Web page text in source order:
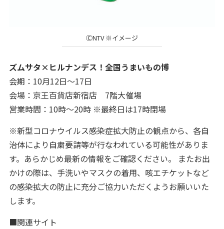
ⒸNTV ※イメージ
ズムサタ×ヒルナンデス！全国うまいもの博
会期：10月12日～17日
会場：京王百貨店新宿店 7階大催場
営業時間：10時～20時 ※最終日は17時閉場
※新型コロナウイルス感染症拡大防止の観点から、各自
治体により自粛要請等が行なわれている可能性がありま
す。あらかじめ最新の情報をご確認ください。 またお出
かけの際は、手洗いやマスクの着用、咳エチケットなど
の感染拡大の防止に充分ご協力いただくようお願いいた
します。
■関連サイト